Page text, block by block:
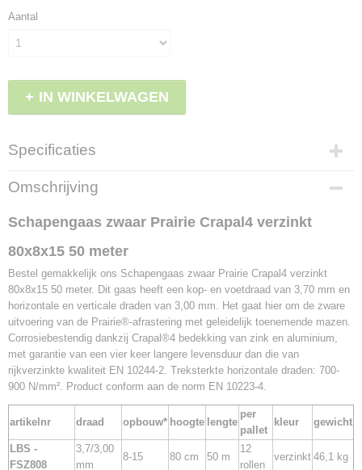
Aantal
IN WINKELWAGEN
Specificaties
Productcode
LBS - FSZ808
EAN code
5450166270819
Netto gewicht
41,10 Kg
Omschrijving
Schapengaas zwaar Prairie Crapal4 verzinkt
80x8x15 50 meter
Bestel gemakkelijk ons Schapengaas zwaar Prairie Crapal4 verzinkt
80x8x15 50 meter. Dit gaas heeft een kop- en voetdraad van 3,70 mm en
horizontale en verticale draden van 3,00 mm. Het gaat hier om de zware
uitvoering van de Prairie®-afrastering met geleidelijk toenemende mazen.
Corrosiebestendig dankzij Crapal®4 bedekking van zink en aluminium,
met garantie van een vier keer langere levensduur dan die van
rijkverzinkte kwaliteit EN 10244-2. Treksterkte horizontale draden: 700-
900 N/mm². Product conform aan de norm EN 10223-4.
artikelnr draad opbouw* hoogte lengte
per
pallet
kleur gewicht
LBS -
FSZ808
3,7/3,00
mm
8-15 80 cm 50 m
12
rollen
verzinkt 46,1 kg